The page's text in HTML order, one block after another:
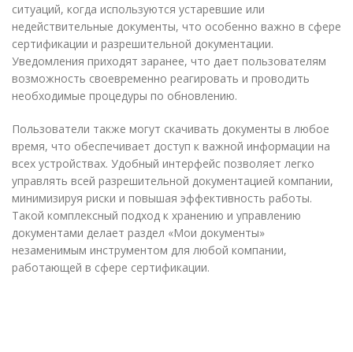
ситуаций, когда используются устаревшие или
недействительные документы, что особенно важно в сфере
сертификации и разрешительной документации.
Уведомления приходят заранее, что дает пользователям
возможность своевременно реагировать и проводить
необходимые процедуры по обновлению.
Пользователи также могут скачивать документы в любое
время, что обеспечивает доступ к важной информации на
всех устройствах. Удобный интерфейс позволяет легко
управлять всей разрешительной документацией компании,
минимизируя риски и повышая эффективность работы.
Такой комплексный подход к хранению и управлению
документами делает раздел «Мои документы»
незаменимым инструментом для любой компании,
работающей в сфере сертификации.